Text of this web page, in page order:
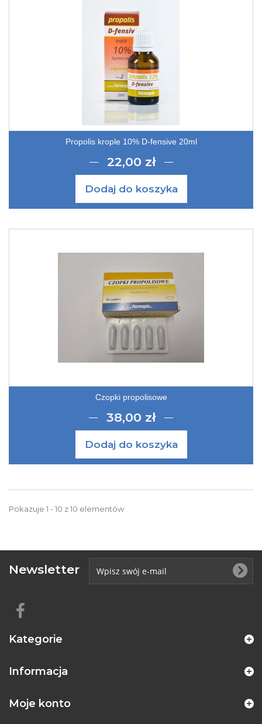
Propolis krople 10% D-fensive 20ml
22,00 zł
Dodaj do koszyka
Czopki propolisowe
38,00 zł
Dodaj do koszyka
Pokazuje 1 - 10 z 10 elementów
Newsletter
Kategorie
Informacja
Moje konto